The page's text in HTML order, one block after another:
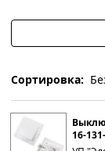
Сортировка:
Без сортировки
16-